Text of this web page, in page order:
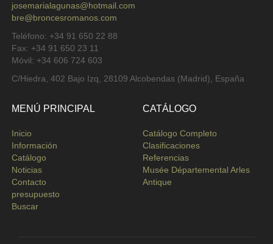
josemarialagunas@hotmail.com
bre@broncesromanos.com
Teléfono: +34 91 650 22 88
Fax: +34 91 650 23 11
Móvil: +34 606 724 603
C/Hiedra, 402 Bajo Izq, 28109 Alcobendas (Madrid), España
MENÚ PRINCIPAL
Inicio
Información
Catálogo
Noticias
Contacto
presupuesto
Buscar
CATÁLOGO
Catálogo Completo
Clasificaciones
Referencias
Musée Départemental Arles
Antique